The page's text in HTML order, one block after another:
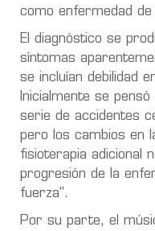
como enfermedad de
El diagnóstico se
síntomas
se incluían debilidad
Inicialmente se
serie de accidentes
pero los cambios en
fisioterapia adicional
progresión de la
fuerza".
Por su parte, el